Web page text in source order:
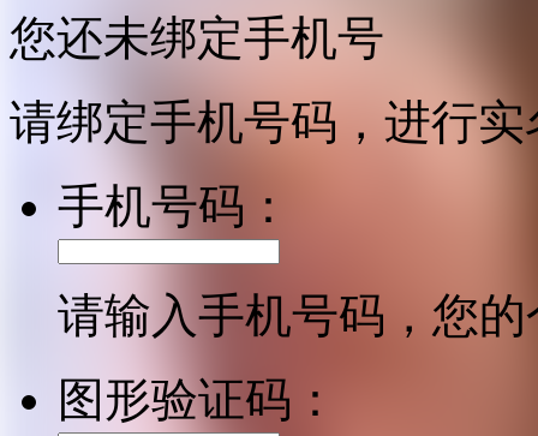
您还未绑定手机号
请绑定手机号码，进行
手机号码：
请输入手机号码，您
图形验证码：